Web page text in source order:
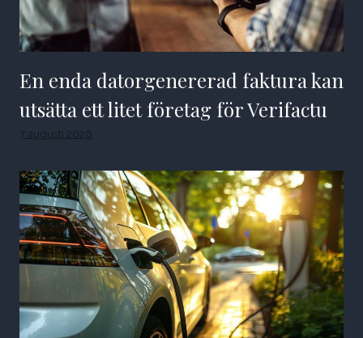
En enda datorgenererad faktura kan
utsätta ett litet företag för Verifactu
7 augusti 2026